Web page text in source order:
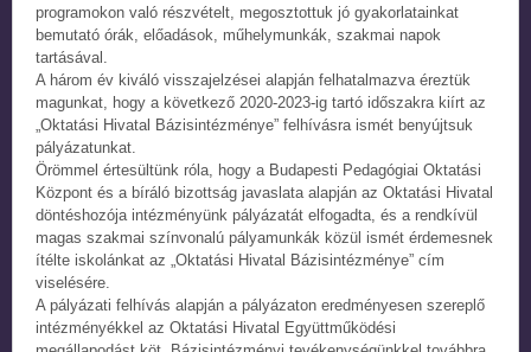
programokon való részvételt, megosztottuk jó gyakorlatainkat
bemutató órák, előadások, műhelymunkák, szakmai napok
tartásával.
A három év kiváló visszajelzései alapján felhatalmazva éreztük
magunkat, hogy a következő 2020-2023-ig tartó időszakra kiírt az
„Oktatási Hivatal Bázisintézménye” felhívásra ismét benyújtsuk
pályázatunkat.
Örömmel értesültünk róla, hogy a Budapesti Pedagógiai Oktatási
Központ és a bíráló bizottság javaslata alapján az Oktatási Hivatal
döntéshozója intézményünk pályázatát elfogadta, és a rendkívül
magas szakmai színvonalú pályamunkák közül ismét érdemesnek
ítélte iskolánkat az „Oktatási Hivatal Bázisintézménye” cím
viselésére.
A pályázati felhívás alapján a pályázaton eredményesen szereplő
intézményékkel az Oktatási Hivatal Együttműködési